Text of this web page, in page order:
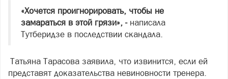
«Хочется проигнорировать, чтобы не
замараться в этой грязи», - написала
Тутберидзе в последствии скандала.
Татьяна Тарасова заявила, что извинится, если ей
представят доказательства невиновности тренера.